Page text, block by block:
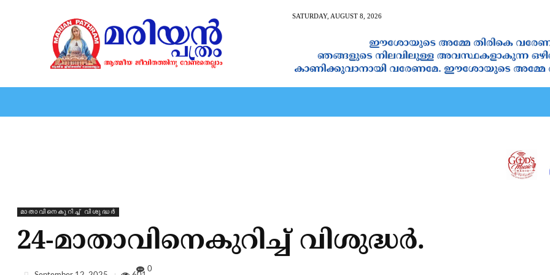
SATURDAY, AUGUST 8, 2026
മാതാവിനെകുറിച്ച്‌ വിശുദ്ധർ
24-മാതാവിനെകുറിച്ച്‌ വിശുദ്ധർ.
0